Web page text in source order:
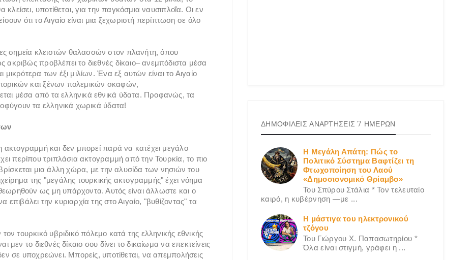
κλείσει, υποτίθεται, για την παγκόσμια ναυσιπλοΐα. Οι εν
ότι το Αιγαίο είναι μια ξεχωριστή περίπτωση σε όλο
σημεία κλειστών θαλασσών στον πλανήτη, όπου
ακριβώς προβλέπει το διεθνές δίκαιο– ανεμπόδιστα μέσα
των έξι μιλίων. Ένα εξ αυτών είναι το Αιγαίο
και ξένων πολεμικών σκαφών,
μέσα από τα ελληνικά εθνικά ύδατα. Προφανώς, τα
τα ελληνικά χωρικά ύδατα!
ακτογραμμή και δεν μπορεί παρά να κατέχει μεγάλο
περίπου τριπλάσια ακτογραμμή από την Τουρκία, το πιο
μια άλλη χώρα, με την αλυσίδα των νησιών του
της "μεγάλης τουρκικής ακτογραμμής" έχει νόημα
ως μη υπάρχοντα. Αυτός είναι άλλωστε και ο
την κυριαρχία της στο Αιγαίο, "βυθίζοντας" τα
τουρκικό υβριδικό πόλεμο κατά της ελληνικής εθνικής
μεν το διεθνές δίκαιο σου δίνει το δικαίωμα να επεκτείνεις
σε υποχρεώνει. Μπορείς, υποτίθεται, να απεμπολήσεις
ΔΗΜΟΦΙΛΕΙΣ ΑΝΑΡΤΗΣΕΙΣ 7 ΗΜΕΡΩΝ
Η Μεγάλη Απάτη: Πώς το
Πολιτικό Σύστημα Βαφτίζει τη
Φτωχοποίηση του Λαού
«Δημοσιονομικό Θρίαμβο»
Του Σπύρου Στάλια * Τον τελευταίο
καιρό, η κυβέρνηση —με ...
Η μάστιγα του ηλεκτρονικού
τζόγου
Του Γιώργου X. Παπασωτηρίου *
Όλα είναι στιγμή, γράφει η ...